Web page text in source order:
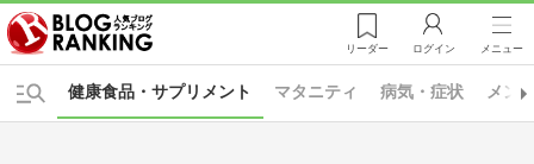
リーダー ログイン メニュー
マタニティ 病気・症状 メン
健康食品・サプリメント